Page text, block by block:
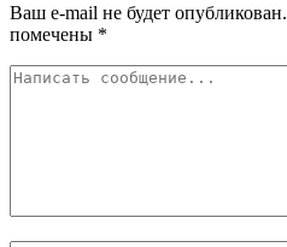
Ваш e-mail не будет опубликован.
помечены *